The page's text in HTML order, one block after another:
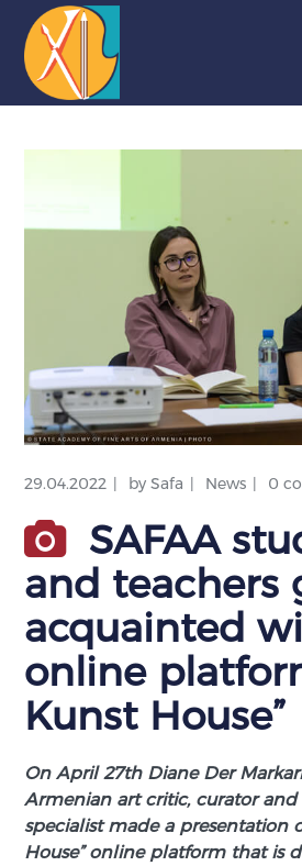
29.04.2022 bySafa News 0
SAFAA
and teachers
acquainted
online
Kunst House”
On April 27th Diane Der
Armenian art critic, curator
specialist made a presentation
House” online platform that is